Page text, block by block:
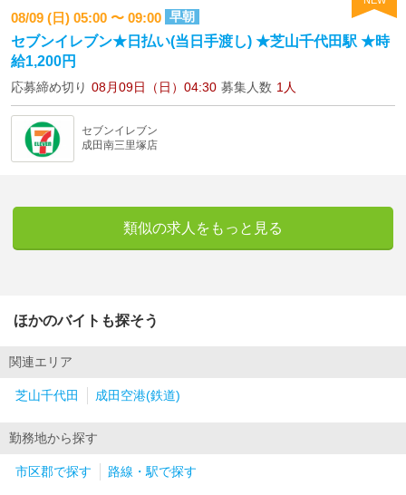
08/09 (日) 05:00 〜 09:00 早朝
セブンイレブン★日払い(当日手渡し) ★芝山千代田駅 ★時
給1,200円
応募締め切り 08月09日（日）04:30 募集人数 1人
セブンイレブン
成田南三里塚店
類似の求人をもっと見る
ほかのバイトも探そう
関連エリア
芝山千代田 成田空港(鉄道)
勤務地から探す
市区郡で探す 路線・駅で探す